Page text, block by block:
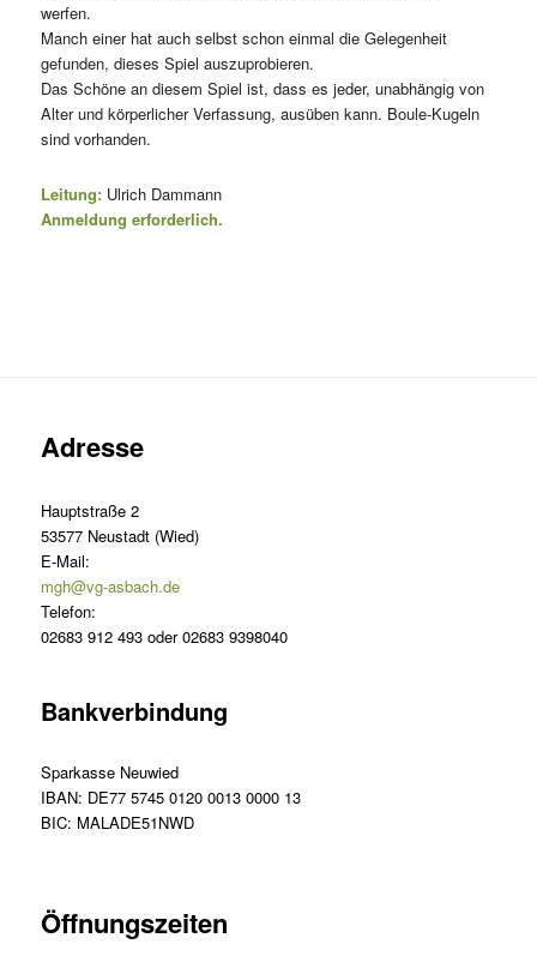
werfen.
Manch einer hat auch selbst schon einmal die Gelegenheit
gefunden, dieses Spiel auszuprobieren.
Das Schöne an diesem Spiel ist, dass es jeder, unabhängig von
Alter und körperlicher Verfassung, ausüben kann. Boule-Kugeln
sind vorhanden.
Leitung: Ulrich Dammann
Anmeldung erforderlich.
Adresse
Hauptstraße 2
53577 Neustadt (Wied)
E-Mail:
mgh@vg-asbach.de
Telefon:
02683 912 493 oder 02683 9398040
Bankverbindung
Sparkasse Neuwied
IBAN: DE77 5745 0120 0013 0000 13
BIC: MALADE51NWD
Öffnungszeiten